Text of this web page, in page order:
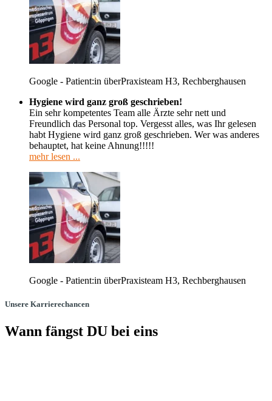
Google - Patient:in überPraxisteam H3, Rechberghausen
Hygiene wird ganz groß geschrieben!
Ein sehr kompetentes Team alle Ärzte sehr nett und
Freundlich das Personal top. Vergesst alles, was Ihr gelesen
habt Hygiene wird ganz groß geschrieben. Wer was anderes
behauptet, hat keine Ahnung!!!!!
mehr lesen ...
Google - Patient:in überPraxisteam H3, Rechberghausen
Unsere Karrierechancen
Wann fängst DU bei eins